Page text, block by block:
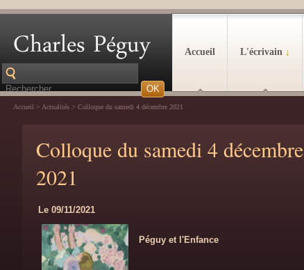
Accueil L'écrivain ↓
Accueil > Actualités > Colloque du samedi 4 décembre 2021
Colloque du samedi 4 décembre
2021
Le 09/11/2021
Péguy et l'Enfance